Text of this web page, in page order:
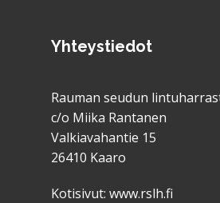
Yhteystiedot
Rauman seudun
c/o Miika Rantanen
Valkiavahantie 15
26410 Kaaro
Kotisivut: www.rslh.fi